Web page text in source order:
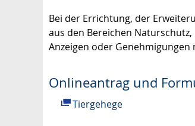
Bei der Errichtung, der
aus den Bereichen
Anzeigen oder
Onlineantrag und
Tiergehege